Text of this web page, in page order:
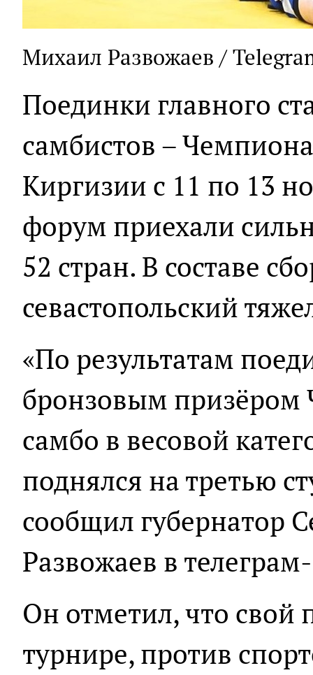
Михаил Развожаев /
Поединки главного
самбистов –
Киргизии с 11 по 13
форум приехали
52 стран. В составе
севастопольский
«По результатам
бронзовым
самбо в весовой
поднялся на третью
сообщил губернатор
Развожаев в
Он отметил, что свой
турнире, против